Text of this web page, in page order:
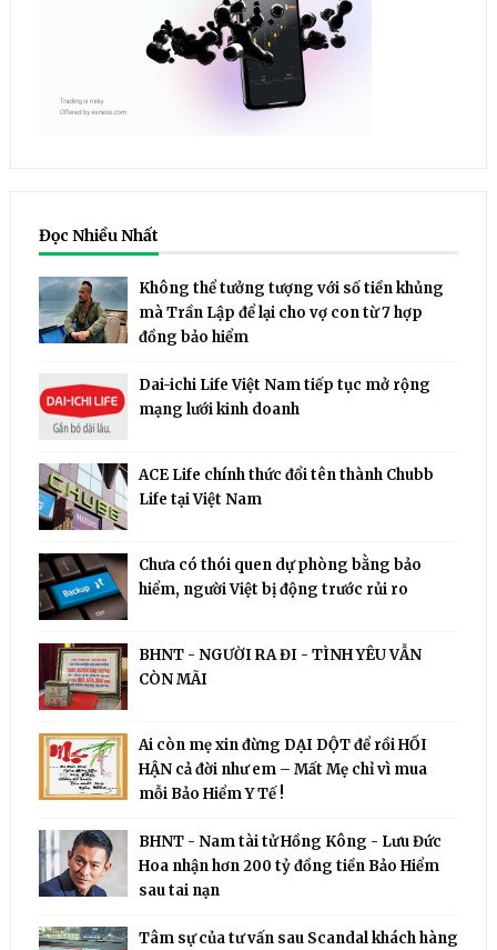
Đọc Nhiều Nhất
Không thể tưởng tượng với số tiền khủng
mà Trần Lập để lại cho vợ con từ 7 hợp
đồng bảo hiểm
Dai-ichi Life Việt Nam tiếp tục mở rộng
mạng lưới kinh doanh
ACE Life chính thức đổi tên thành Chubb
Life tại Việt Nam
Chưa có thói quen dự phòng bằng bảo
hiểm, người Việt bị động trước rủi ro
BHNT - NGƯỜI RA ĐI - TÌNH YÊU VẪN
CÒN MÃI
Ai còn mẹ xin đừng DẠI DỘT để rồi HỐI
HẬN cả đời như em – Mất Mẹ chỉ vì mua
mỗi Bảo Hiểm Y Tế !
BHNT - Nam tài tử Hồng Kông - Lưu Đức
Hoa nhận hơn 200 tỷ đồng tiền Bảo Hiểm
sau tai nạn
Tâm sự của tư vấn sau Scandal khách hàng